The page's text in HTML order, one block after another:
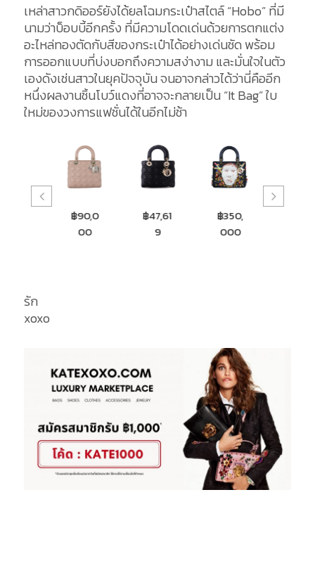
เหล่าสาวกดิออร์ยังได้ยลโฉมกระเป๋าสไตล์ “Hobo” ที่มี
นามว่าบ็อบบี้อีกครั้ง ที่มีความโดดเด่นด้วยการตกแต่ง
อะไหล่ทองตัดกับสีของกระเป๋าได้อย่างเด่นชัด พร้อม
การออกแบบที่บ่งบอกถึงความสง่างาม และมั่นใจในตัว
เองดังเช่นสาวในยุคปัจจุบัน จนอาจกล่าวได้ว่านี่คืออีก
หนึ่งผลงานชิ้นโบว์แดงที่อาจจะกลายเป็น “It Bag” ใบ
ใหม่ของวงการแฟชั่นได้ในอีกไม่ช้า
฿90,0
00
฿47,61
฿350,
000
รัก
xoxo